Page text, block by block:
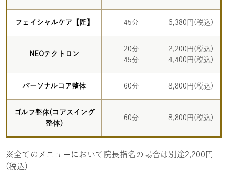
フェイシャルケア【匠】 45分 6,380円(税込)
NEOテクトロン
20分
45分
2,200円(税込)
4,400円(税込)
パーソナルコア整体 60分 8,800円(税込)
ゴルフ整体(コアスイング
整体)
60分 8,800円(税込)
※全てのメニューにおいて院長指名の場合は別途2,200円
(税込)